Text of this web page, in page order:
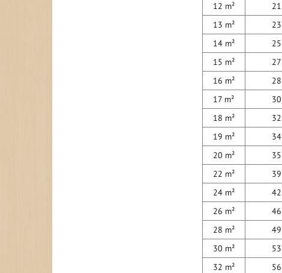
12 m²
21
13 m²
23
14 m²
25
15 m²
27
16 m²
28
17 m²
30
18 m²
32
19 m²
34
20 m²
35
22 m²
39
24 m²
42
26 m²
46
28 m²
49
30 m²
53
32 m²
56